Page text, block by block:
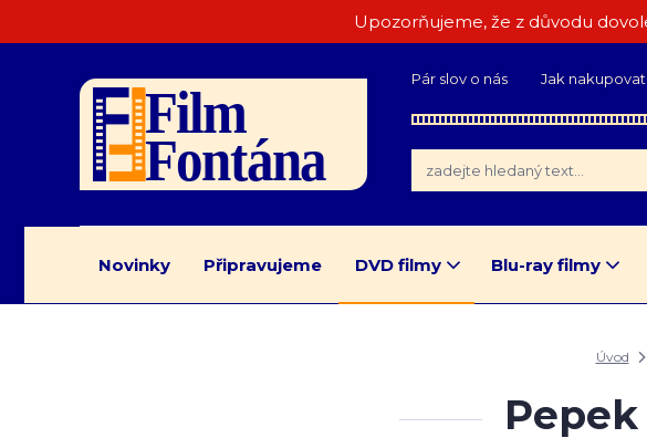
Upozorňujeme, že z důvodu
Pár slov o nás Jak nakupovat
Novinky Připravujeme DVD filmy Blu-ray filmy
Úvod